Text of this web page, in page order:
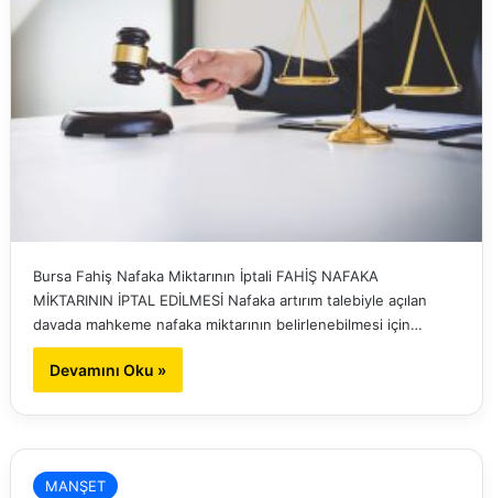
Bursa Fahiş Nafaka Miktarının İptali FAHİŞ NAFAKA
MİKTARININ İPTAL EDİLMESİ Nafaka artırım talebiyle açılan
davada mahkeme nafaka miktarının belirlenebilmesi için…
Devamını Oku »
MANŞET